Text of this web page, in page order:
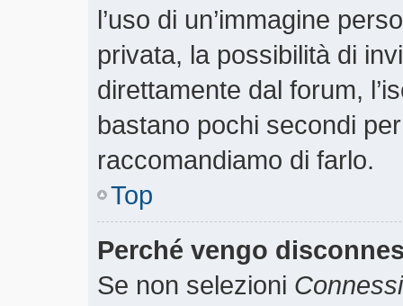
l’uso di un’immagine
privata, la possibilità di
direttamente dal forum,
bastano pochi secondi
raccomandiamo di farlo.
Top
Perché vengo
Se non selezioni